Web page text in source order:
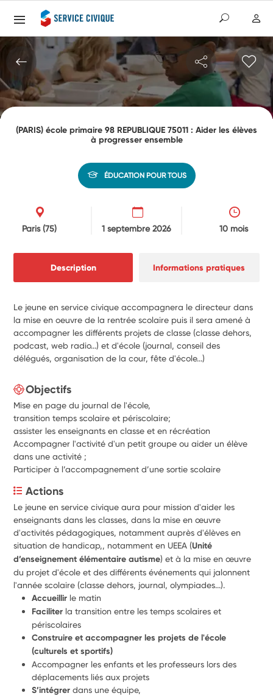
(PARIS) école primaire 98 REPUBLIQUE 75011 : Aider les élèves
à progresser ensemble
ÉDUCATION POUR TOUS
Paris(75) 1 septembre 2026 10 mois
Description Informations pratiques
Le jeune en service civique accompagnera le directeur dans
la mise en oeuvre de la rentrée scolaire puis il sera amené à
accompagner les différents projets de classe (classe dehors,
podcast, web radio...) et d'école (journal, conseil des
délégués, organisation de la cour, fête d'école...)
Objectifs
Mise en page du journal de l'école,
transition temps scolaire et périscolaire;
assister les enseignants en classe et en récréation
Accompagner l'activité d'un petit groupe ou aider un élève
dans une activité ;
Participer à l’accompagnement d’une sortie scolaire
Actions
Le jeune en service civique aura pour mission d'aider les
enseignants dans les classes, dans la mise en œuvre
d'activités pédagogiques, notamment auprès d'élèves en
situation de handicap,, notamment en UEEA (Unité
d’enseignement élémentaire autisme) et à la mise en œuvre
du projet d'école et des différents événements qui jalonnent
l'année scolaire (classe dehors, journal, olympiades...).
Accueillir le matin
Faciliter la transition entre les temps scolaires et
périscolaires
Construire et accompagner les projets de l'école
Accompagner les enfants et les professeurs lors des
déplacements liés aux projets
S’intégrer dans une équipe,